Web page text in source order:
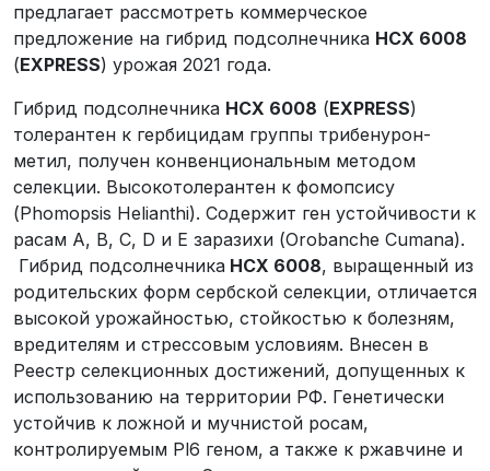
предлагает рассмотреть коммерческое
предложение на гибрид подсолнечника НСХ 6008
(EXPRESS) урожая 2021 года.
Гибрид подсолнечника НСХ 6008 (EXPRESS)
толерантен к гербицидам группы трибенурон-
метил, получен конвенциональным методом
селекции. Высокотолерантен к фомопсису
(Phomopsis Helianthi). Содержит ген устойчивости к
расам А, B, C, D и Е заразихи (Orobanche Cumana).
Гибрид подсолнечника НСХ 6008, выращенный из
родительских форм сербской селекции, отличается
высокой урожайностью, стойкостью к болезням,
вредителям и стрессовым условиям. Внесен в
Реестр селекционных достижений, допущенных к
использованию на территории РФ. Генетически
устойчив к ложной и мучнистой росам,
контролируемым Pl6 геном, а также к ржавчине и